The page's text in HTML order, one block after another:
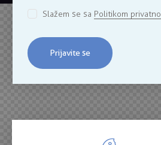
Prijavite se
Slažem se sa Politikom